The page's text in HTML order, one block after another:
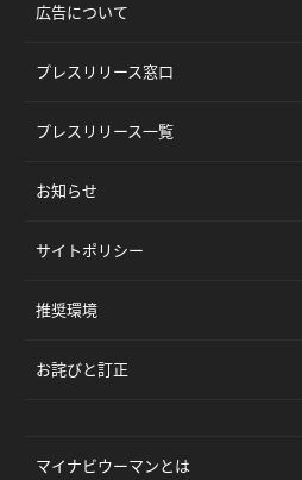
広告について
プレスリリース窓口
プレスリリース一覧
お知らせ
サイトポリシー
推奨環境
お詫びと訂正
マイナビウーマンとは